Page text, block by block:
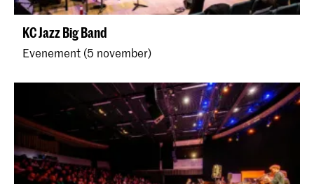
KC Jazz Big Band
Evenement (5 november)